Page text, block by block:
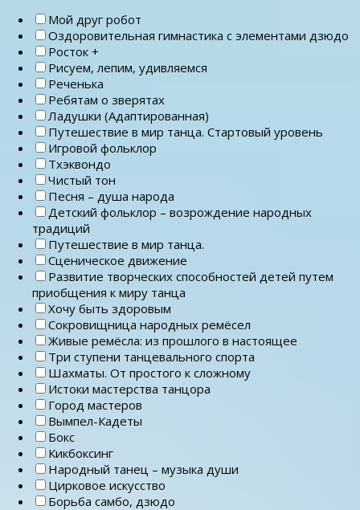
Мой друг робот
Оздоровительная гимнастика с элементами дзюдо
Росток +
Рисуем, лепим, удивляемся
Реченька
Ребятам о зверятах
Ладушки (Адаптированная)
Путешествие в мир танца. Стартовый уровень
Игровой фольклор
Тхэквондо
Чистый тон
Песня – душа народа
Детский фольклор – возрождение народных
традиций
Путешествие в мир танца.
Сценическое движение
Развитие творческих способностей детей путем
приобщения к миру танца
Хочу быть здоровым
Сокровищница народных ремёсел
Живые ремёсла: из прошлого в настоящее
Три ступени танцевального спорта
Шахматы. От простого к сложному
Истоки мастерства танцора
Город мастеров
Вымпел-Кадеты
Бокс
Кикбоксинг
Народный танец – музыка души
Цирковое искусство
Борьба самбо, дзюдо